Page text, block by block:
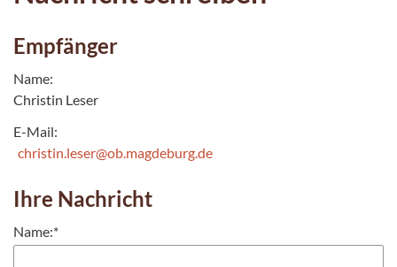
Empfänger
Name:
Christin Leser
E-Mail:
christin.leser@ob.magdeburg.de
Ihre Nachricht
Name:*